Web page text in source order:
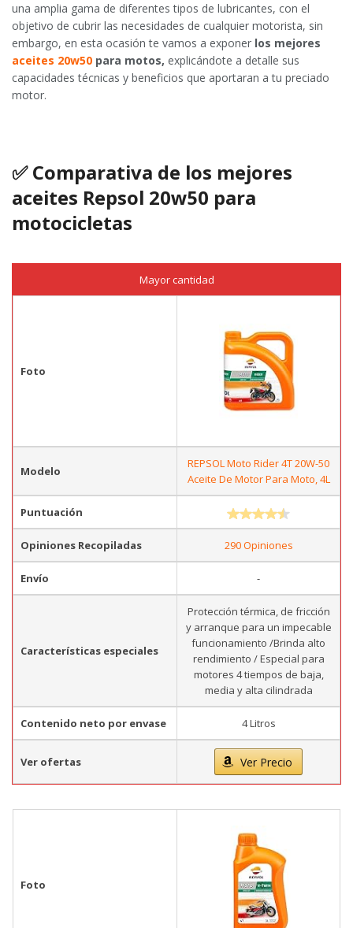
una amplia gama de diferentes tipos de lubricantes, con el
objetivo de cubrir las necesidades de cualquier motorista, sin
embargo, en esta ocasión te vamos a exponer los mejores
aceites 20w50 para motos, explicándote a detalle sus
capacidades técnicas y beneficios que aportaran a tu preciado
motor.
✅ Comparativa de los mejores
aceites Repsol 20w50 para
motocicletas
Mayor cantidad
Foto
Modelo
REPSOL Moto Rider 4T 20W-50
Aceite De Motor Para Moto, 4L
Puntuación
Opiniones Recopiladas 290 Opiniones
Envío -
Características especiales
Protección térmica, de fricción
y arranque para un impecable
funcionamiento /Brinda alto
rendimiento / Especial para
motores 4 tiempos de baja,
media y alta cilindrada
Contenido neto por envase 4 Litros
Ver ofertas Ver Precio
Foto